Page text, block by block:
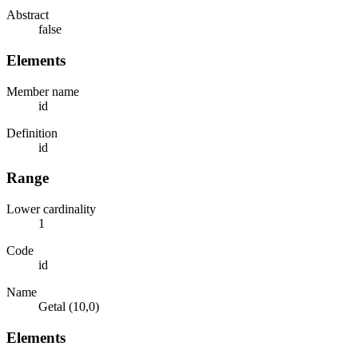
Abstract
false
Elements
Member name
id
Definition
id
Range
Lower cardinality
1
Code
id
Name
Getal (10,0)
Elements